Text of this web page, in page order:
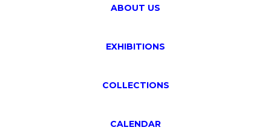
ABOUT US
EXHIBITIONS
COLLECTIONS
CALENDAR